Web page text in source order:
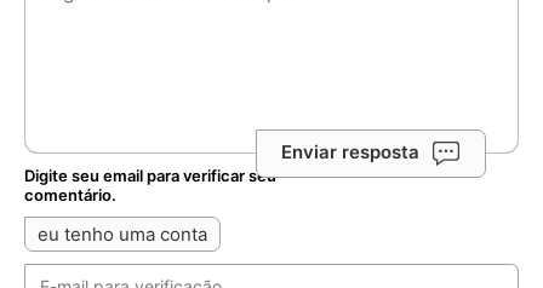
Enviar resposta
Digite seu email para verificar seu
comentário.
eu tenho uma conta